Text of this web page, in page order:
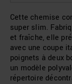
Cette chemise
super slim.
et fraîche, elle
avec une coupe
poignets à deux
un modèle
répertoire